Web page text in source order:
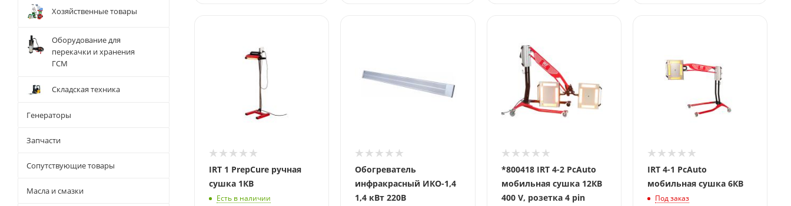
IRT 1 PrepCure ручная
сушка 1КВ
Есть в наличии
Обогреватель
инфракрасный ИКО-1,4
1,4 кВт 220В
*800418 IRT 4-2 PсAuto
мобильная сушка 12КВ
400 V, розетка 4 pin
IRT 4-1 PсAuto
мобильная сушка 6КВ
Под заказ
Хозяйственные товары
Оборудование для
перекачки и хранения
ГСМ
Складская техника
Генераторы
Запчасти
Сопутствующие товары
Масла и смазки